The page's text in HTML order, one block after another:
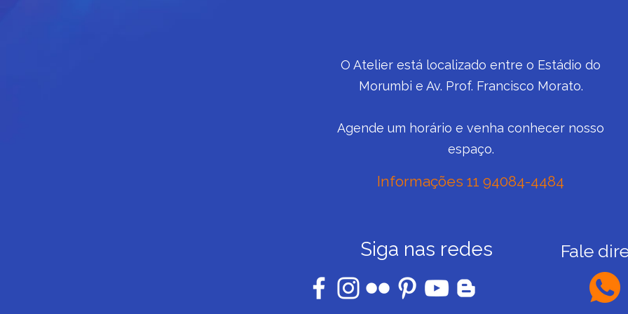
O Atelier está localizado entre o Estádio do
Morumbi e Av. Prof. Francisco Morato.
Agende um horário e venha conhecer nosso
espaço.
Informações 11 94084-4484
Siga nas redes Fale